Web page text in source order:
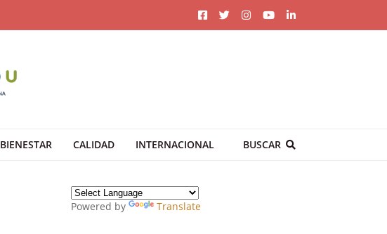
BIENESTAR CALIDAD INTERNACIONAL BUSCAR
Powered by Translate